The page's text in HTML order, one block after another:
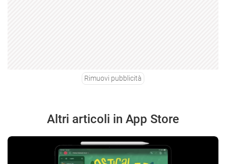
Rimuovi pubblicità
Altri articoli in App Store